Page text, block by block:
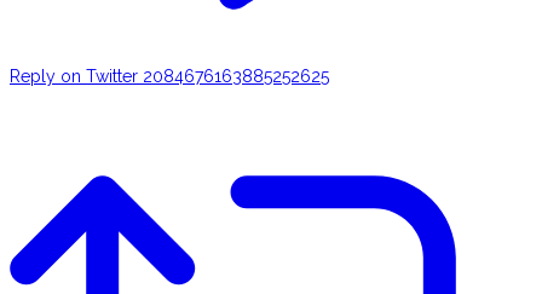
Reply on Twitter 2084676163885252625